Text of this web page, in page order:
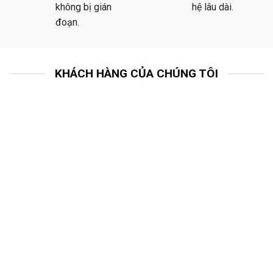
không bị gián
đoạn.
hệ lâu dài.
KHÁCH HÀNG CỦA CHÚNG TÔI